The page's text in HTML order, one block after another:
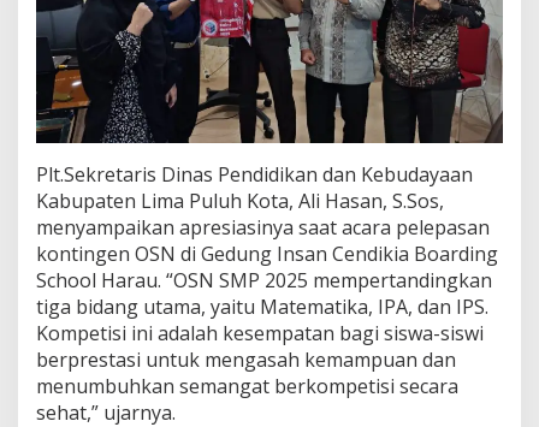
Plt.Sekretaris Dinas Pendidikan dan Kebudayaan
Kabupaten Lima Puluh Kota, Ali Hasan, S.Sos,
menyampaikan apresiasinya saat acara pelepasan
kontingen OSN di Gedung Insan Cendikia Boarding
School Harau. “OSN SMP 2025 mempertandingkan
tiga bidang utama, yaitu Matematika, IPA, dan IPS.
Kompetisi ini adalah kesempatan bagi siswa-siswi
berprestasi untuk mengasah kemampuan dan
menumbuhkan semangat berkompetisi secara
sehat,” ujarnya.